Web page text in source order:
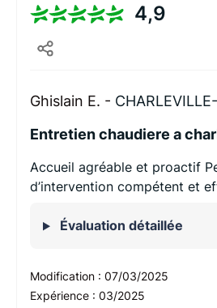
4,9
Ghislain E. -
Entretien chaudiere a
Accueil agréable et proactif
d’intervention compétent et
Évaluation détaillée
Modification : 07/03/2025
Expérience : 03/2025